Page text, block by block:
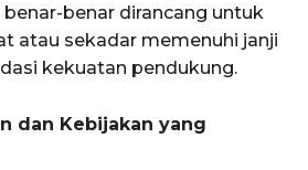
benar dirancang untuk
atau sekadar memenuhi janji
kekuatan pendukung.
dan Kebijakan yang